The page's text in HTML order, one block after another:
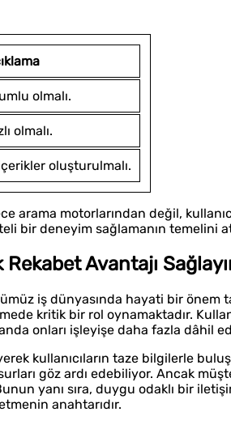
olmalı.
olmalı.
oluşturulmalı.
arama motorlarından değil,
bir deneyim sağlamanın temelini
Avantajı
iş dünyasında hayati bir önem
kritik bir rol oynamaktadır.
onları işleyişe daha fazla dâhil
kullanıcıların taze bilgilerle
göz ardı edebiliyor. Ancak
yanı sıra, duygu odaklı bir
anahtarıdır.